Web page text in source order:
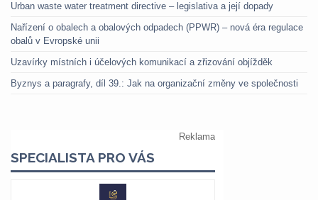
Urban waste water treatment directive – legislativa a její dopady
Nařízení o obalech a obalových odpadech (PPWR) – nová éra regulace
obalů v Evropské unii
Uzavírky místních i účelových komunikací a zřizování objížděk
Byznys a paragrafy, díl 39.: Jak na organizační změny ve společnosti